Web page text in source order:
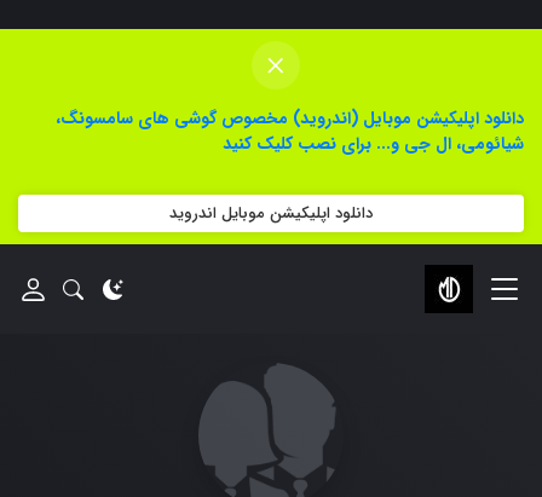
×
دانلود اپلیکیشن موبایل (اندروید) مخصوص گوشی های سامسونگ،
شیائومی، ال جی و... برای نصب کلیک کنید
دانلود اپلیکیشن موبایل اندروید